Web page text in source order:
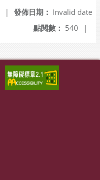
發佈日期： Invalid date
|
點閱數： 540 |